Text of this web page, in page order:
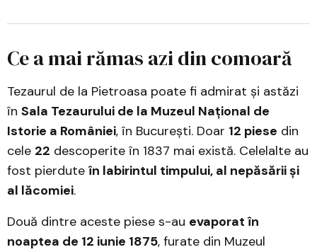
Ce a mai rămas azi din comoară
Tezaurul de la Pietroasa poate fi admirat și astăzi
în Sala Tezaurului de la Muzeul Național de
Istorie a României, în București. Doar 12 piese din
cele 22 descoperite în 1837 mai există. Celelalte au
fost pierdute în labirintul timpului, al nepăsării și
al lăcomiei.
Două dintre aceste piese s-au evaporat în
noaptea de 12 iunie 1875, furate din Muzeul